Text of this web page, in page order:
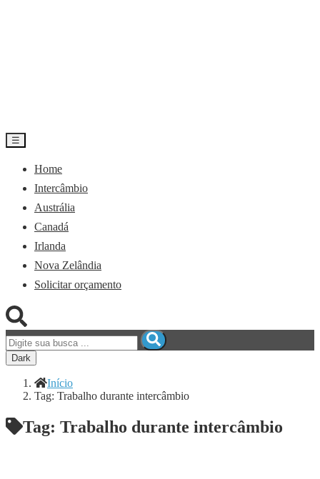
☰
Home
Intercâmbio
Austrália
Canadá
Irlanda
Nova Zelândia
Solicitar orçamento
Dark
Início
Tag: Trabalho durante intercâmbio
Tag: Trabalho durante intercâmbio